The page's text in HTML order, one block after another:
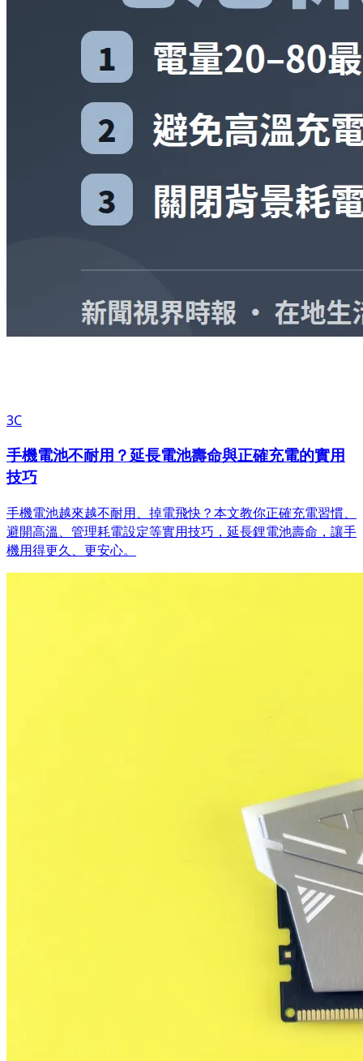
3C
手機電池不耐用？延長電池壽命與正確充電的實用
技巧
手機電池越來越不耐用、掉電飛快？本文教你正確充電習慣、
避開高溫、管理耗電設定等實用技巧，延長鋰電池壽命，讓手
機用得更久、更安心。